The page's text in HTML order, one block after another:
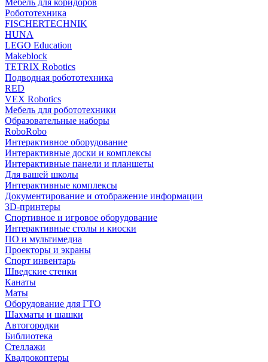
Мебель для коридоров
Робототехника
FISCHERTECHNIK
HUNA
LEGO Education
Makeblock
TETRIX Robotics
Подводная робототехника
RED
VEX Robotics
Мебель для робототехники
Образовательные наборы
RoboRobo
Интерактивное оборудование
Интерактивные доски и комплексы
Интерактивные панели и планшеты
Для вашей школы
Интерактивные комплексы
Документирование и отображение информации
3D-принтеры
Спортивное и игровое оборудование
Интерактивные столы и киоски
ПО и мультимедиа
Проекторы и экраны
Спорт инвентарь
Шведские стенки
Канаты
Маты
Оборудование для ГТО
Шахматы и шашки
Автогородки
Библиотека
Стеллажи
Квадрокоптеры